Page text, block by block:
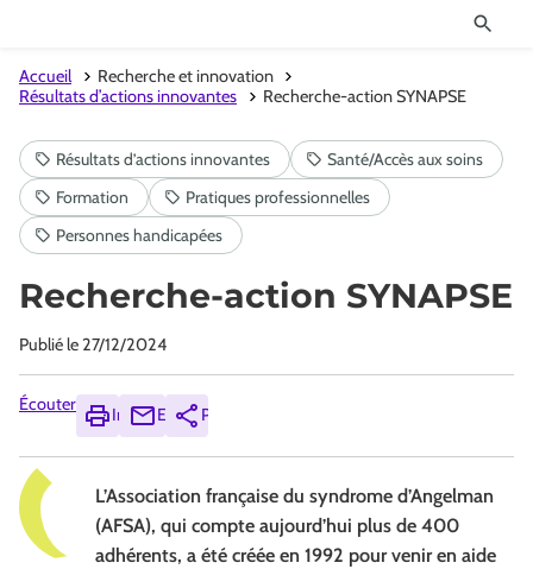
Accueil
Recherche et innovation
Résultats d’actions innovantes
Recherche-action SYNAPSE
Recherche-action SYNAPSE
Publié le 27/12/2024
Écouter
ImprimerEnvoyerPartager
L’Association française du syndrome d’Angelman
(AFSA), qui compte aujourd’hui plus de 400
adhérents, a été créée en 1992 pour venir en aide